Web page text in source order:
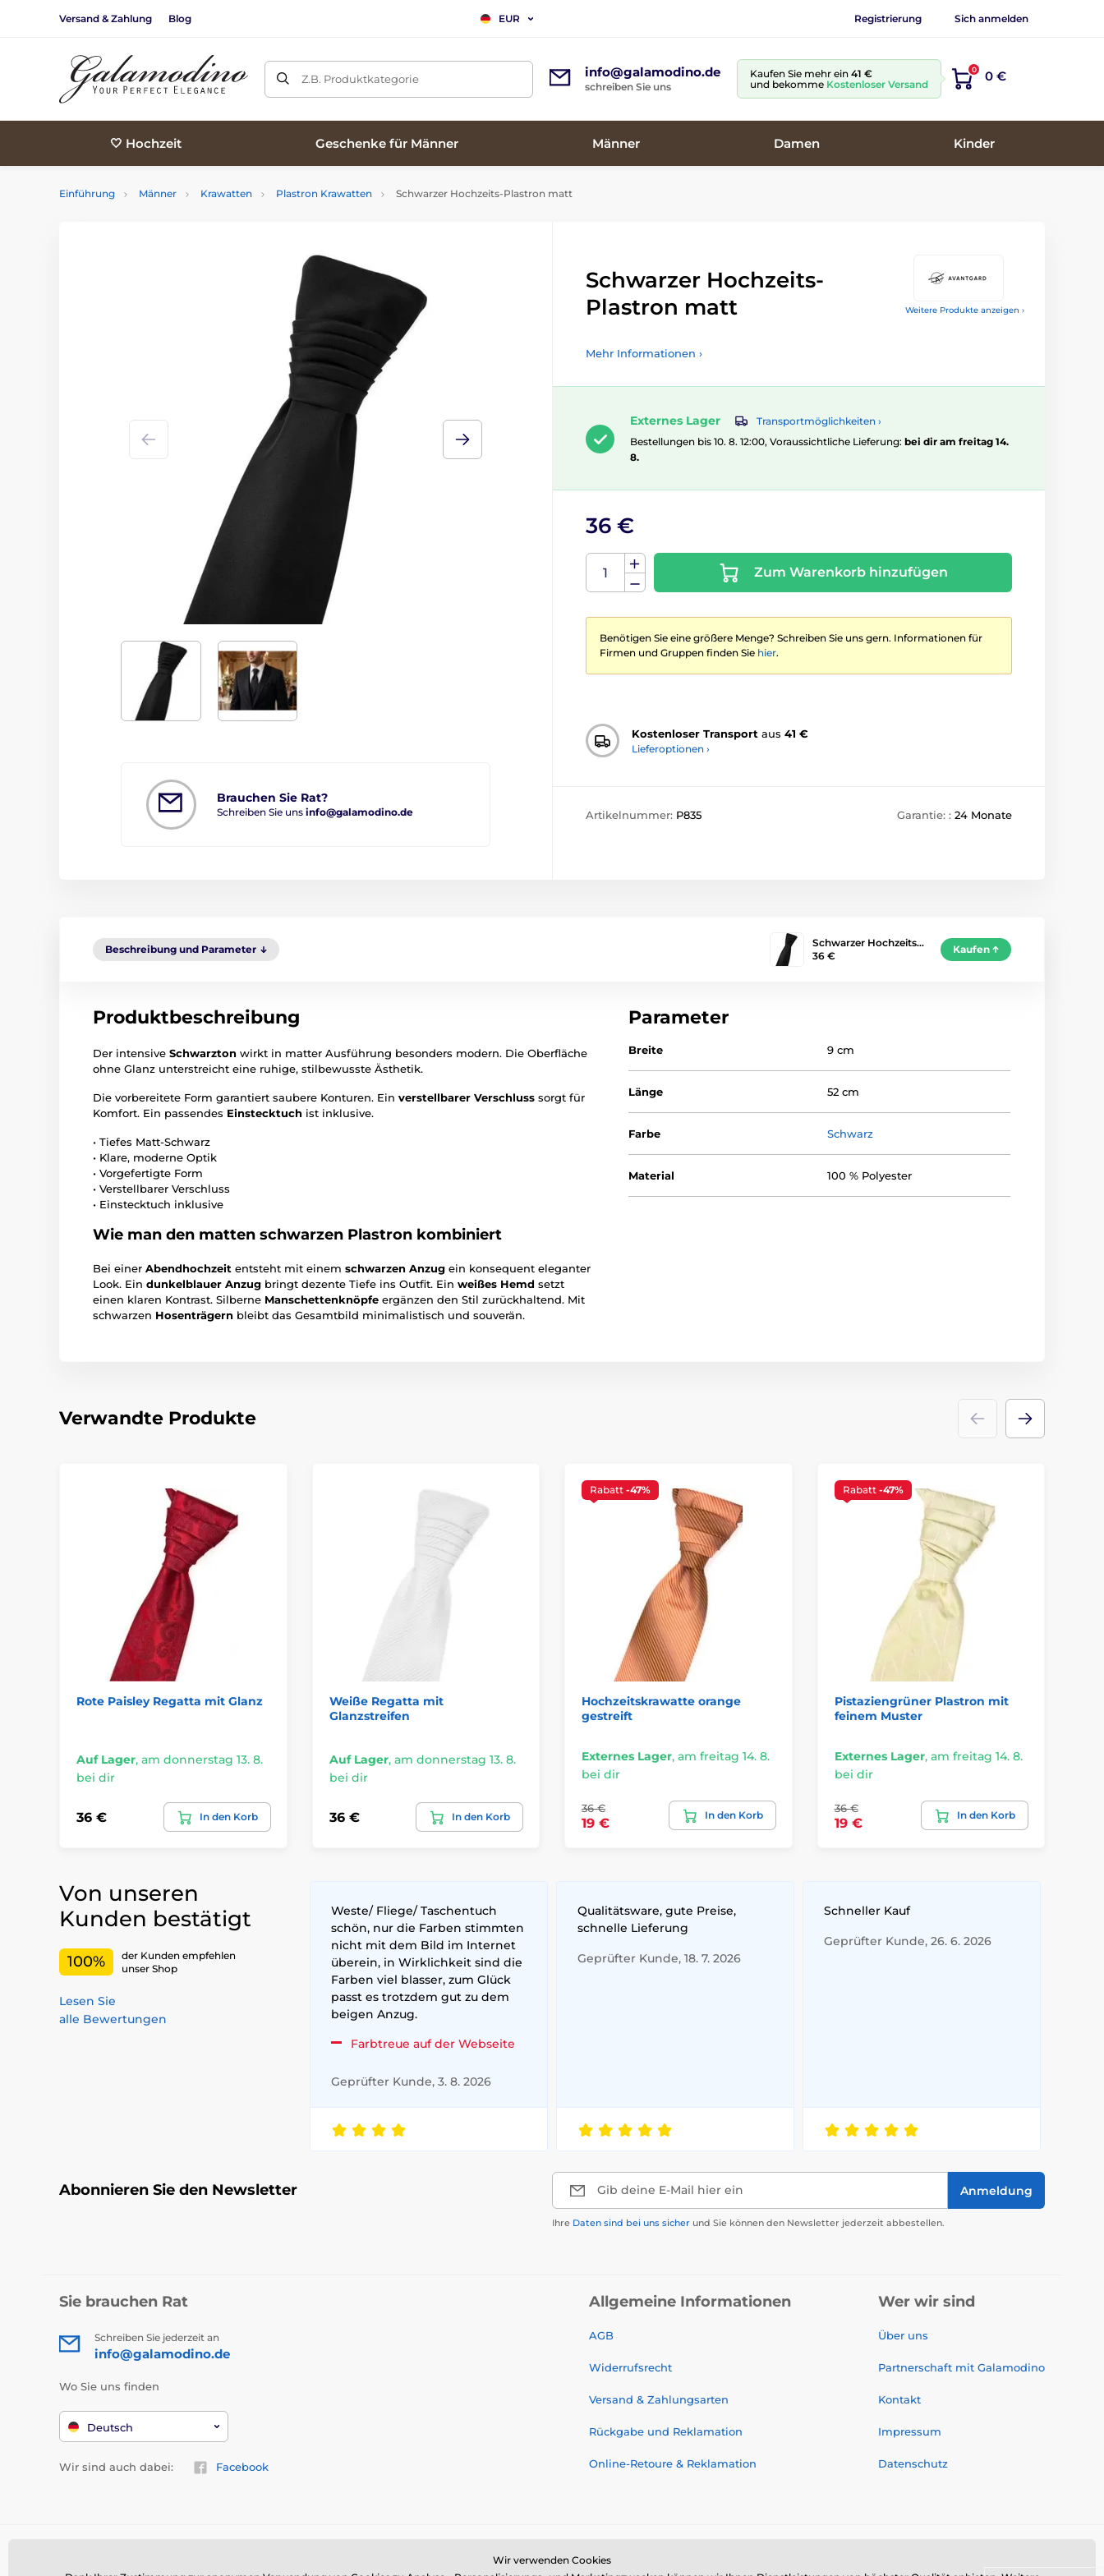
Versand & Zahlung Blog EUR Registrierung Sich anmelden
Z.B. Produktkategorie info@galamodino.de
schreiben Sie uns
Kaufen Sie mehr ein 41 €
und bekomme Kostenloser Versand
0 0 €
🤍 Hochzeit Geschenke für Männer Männer Damen Kinder
Einführung Männer Krawatten Plastron Krawatten Schwarzer Hochzeits-Plastron matt
Weitere Produkte anzeigen ›
Brauchen Sie Rat?
Schreiben Sie uns info@galamodino.de
Schwarzer Hochzeits-
Plastron matt
Mehr Informationen ›
Externes Lager
Transportmöglichkeiten ›
Bestellungen bis 10. 8. 12:00, Voraussichtliche Lieferung: bei dir am freitag 14.
8.
36 €
Zum Warenkorb hinzufügen
Benötigen Sie eine größere Menge? Schreiben Sie uns gern. Informationen für
Firmen und Gruppen finden Sie hier.
Kostenloser Transport aus 41 €
Lieferoptionen ›
Artikelnummer: P835 Garantie: : 24 Monate
Beschreibung und Parameter
Schwarzer Hochzeits…
36 €
Kaufen
Produktbeschreibung
Der intensive Schwarzton wirkt in matter Ausführung besonders modern. Die Oberfläche
ohne Glanz unterstreicht eine ruhige, stilbewusste Ästhetik.
Die vorbereitete Form garantiert saubere Konturen. Ein verstellbarer Verschluss sorgt für
Komfort. Ein passendes Einstecktuch ist inklusive.
• Tiefes Matt-Schwarz
• Klare, moderne Optik
• Vorgefertigte Form
• Verstellbarer Verschluss
• Einstecktuch inklusive
Wie man den matten schwarzen Plastron kombiniert
Bei einer Abendhochzeit entsteht mit einem schwarzen Anzug ein konsequent eleganter
Look. Ein dunkelblauer Anzug bringt dezente Tiefe ins Outfit. Ein weißes Hemd setzt
einen klaren Kontrast. Silberne Manschettenknöpfe ergänzen den Stil zurückhaltend. Mit
schwarzen Hosenträgern bleibt das Gesamtbild minimalistisch und souverän.
Parameter
Breite 9 cm
Länge 52 cm
Farbe Schwarz
Material 100 % Polyester
Verwandte Produkte
Rote Paisley Regatta mit Glanz
Auf Lager, am donnerstag 13. 8.
bei dir
36 € In den Korb
Weiße Regatta mit
Glanzstreifen
Auf Lager, am donnerstag 13. 8.
bei dir
36 € In den Korb
Rabatt -47%
Hochzeitskrawatte orange
gestreift
Externes Lager, am freitag 14. 8.
bei dir
36 €
19 €
In den Korb
Rabatt -47%
Pistaziengrüner Plastron mit
feinem Muster
Externes Lager, am freitag 14. 8.
bei dir
36 €
19 €
In den Korb
Von unseren
Kunden bestätigt
100%
der Kunden empfehlen
unser Shop
Lesen Sie
alle Bewertungen
Weste/ Fliege/ Taschentuch
schön, nur die Farben stimmten
nicht mit dem Bild im Internet
überein, in Wirklichkeit sind die
Farben viel blasser, zum Glück
passt es trotzdem gut zu dem
beigen Anzug.
Farbtreue auf der Webseite
Geprüfter Kunde, 3. 8. 2026
Qualitätsware, gute Preise,
schnelle Lieferung
Geprüfter Kunde, 18. 7. 2026
Schneller Kauf
Geprüfter Kunde, 26. 6. 2026
Abonnieren Sie den Newsletter Gib deine E-Mail hier ein Anmeldung
Ihre Daten sind bei uns sicher und Sie können den Newsletter jederzeit abbestellen.
Sie brauchen Rat
Schreiben Sie jederzeit an
info@galamodino.de
Wo Sie uns finden
Deutsch
Wir sind auch dabei: Facebook
Allgemeine Informationen
AGB
Widerrufsrecht
Versand & Zahlungsarten
Rückgabe und Reklamation
Online-Retoure & Reklamation
Wer wir sind
Über uns
Partnerschaft mit Galamodino
Kontakt
Impressum
Datenschutz
© 2026 www.galamodino.de ⦁ E-Shop erstellt von
Wir verwenden Cookies